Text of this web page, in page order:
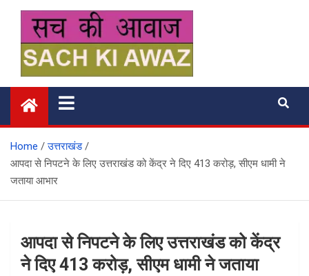
content
सच की आवाज
Home
उत्तराखंड
आपदा से निपटने के लिए उत्तराखंड को केंद्र ने दिए 413 करोड़, सीएम धामी ने
जताया आभार
आपदा से निपटने के लिए उत्तराखंड को केंद्र
ने दिए 413 करोड़, सीएम धामी ने जताया